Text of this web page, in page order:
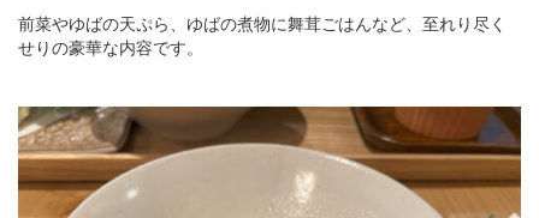
前菜やゆばの天ぷら、ゆばの煮物に舞茸ごはんなど、至れり尽く
せりの豪華な内容です。